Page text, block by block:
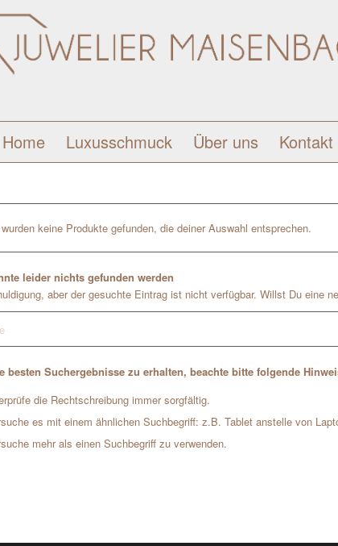
Home Luxusschmuck Über uns Kontakt
keine Produkte gefunden, die deiner Auswahl entsprechen.
leider nichts gefunden werden
aber der gesuchte Eintrag ist nicht verfügbar. Willst Du eine
besten Suchergebnisse zu erhalten, beachte bitte folgende
die Rechtschreibung immer sorgfältig.
es mit einem ähnlichen Suchbegriff: z.B. Tablet anstelle von
mehr als einen Suchbegriff zu verwenden.